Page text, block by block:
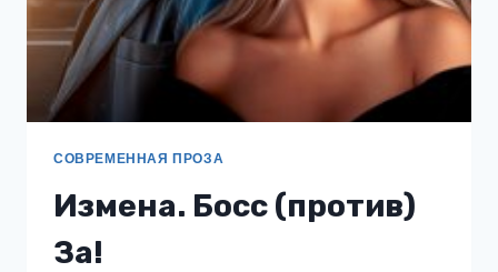
СОВРЕМЕННАЯ ПРОЗА
Измена. Босс (против)
За!